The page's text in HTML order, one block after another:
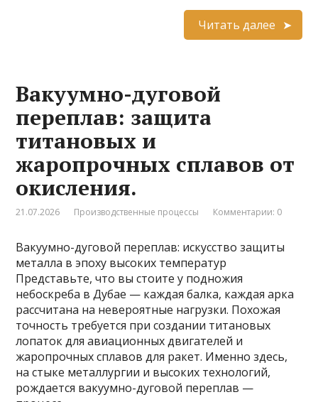
Читать далее
Вакуумно-дуговой
переплав: защита
титановых и
жаропрочных сплавов от
окисления.
21.07.2026 Производственные процессы Комментарии: 0
Вакуумно-дуговой переплав: искусство защиты
металла в эпоху высоких температур
Представьте, что вы стоите у подножия
небоскреба в Дубае — каждая балка, каждая арка
рассчитана на невероятные нагрузки. Похожая
точность требуется при создании титановых
лопаток для авиационных двигателей и
жаропрочных сплавов для ракет. Именно здесь,
на стыке металлургии и высоких технологий,
рождается вакуумно-дуговой переплав —